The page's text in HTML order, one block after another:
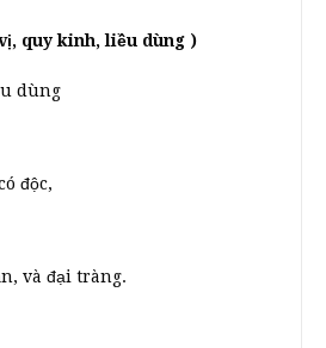
quy kinh, liều dùng )
dùng
độc,
và đại tràng.